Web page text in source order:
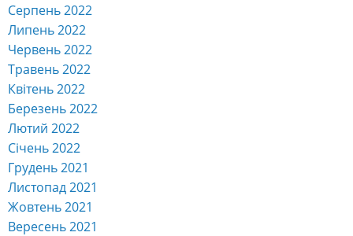
Серпень 2022
Липень 2022
Червень 2022
Травень 2022
Квітень 2022
Березень 2022
Лютий 2022
Січень 2022
Грудень 2021
Листопад 2021
Жовтень 2021
Вересень 2021